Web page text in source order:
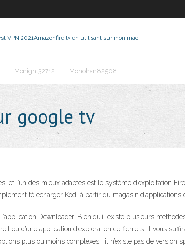
VPN 2021Amazonfire tv en utilisant sur mon mac
Mcnight32712 Monohan82508
google tv
l’un des mieux adaptés est le système d’exploitation
télécharger Kodi à partir du magasin d’applications
Downloader. Bien qu’il existe plusieurs
ou d’une application d’exploration de fichiers. Il vous
plus ou moins complexes : il n’existe pas de version